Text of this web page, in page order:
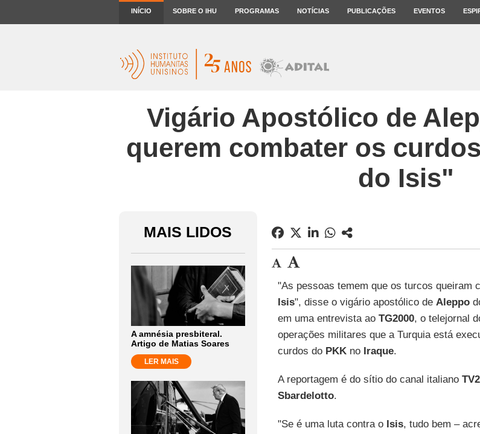
INÍCIO SOBRE O IHU PROGRAMAS NOTÍCIAS PUBLICAÇÕES EVENTOS
Vigário Apostólico de
querem combater os
do Isis"
MAIS LIDOS
A amnésia presbiteral.
Artigo de Matias Soares
LER MAIS
"As pessoas temem que os turcos queiram
Isis", disse o vigário apostólico de Aleppo
em uma entrevista ao TG2000, o telejornal
operações militares que a Turquia está
curdos do PKKno Iraque.
A reportagem é do sítio do canal italiano
Sbardelotto.
"Se é uma luta contra o Isis, tudo bem –